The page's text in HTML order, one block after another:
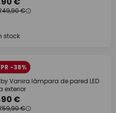
49,90 €
stock
-38%
Vanira lámpara de pared LED
exterior
€
59,90 €